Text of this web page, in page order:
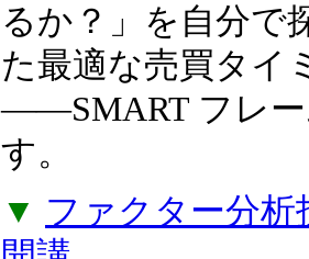
資指標にするか？
るか？」を自分で
た最適な売買タイ
――SMART フレー
す。